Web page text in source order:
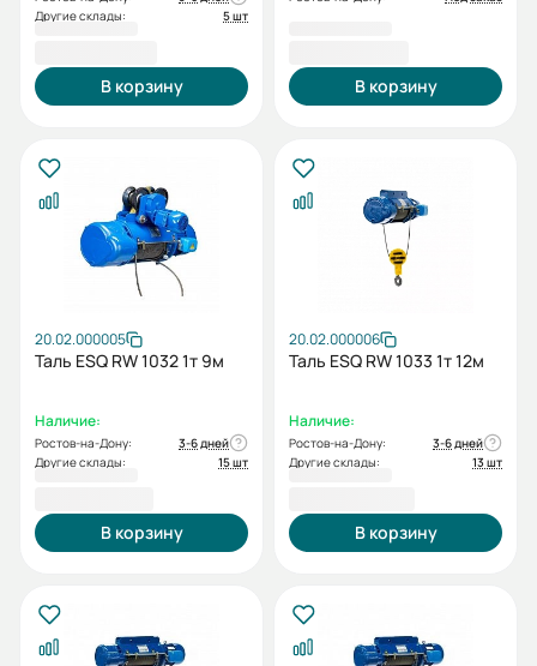
Другие склады:
5 шт
В корзину В корзину
20.02.000005
Таль ESQ RW 1032 1т 9м
Наличие:
Ростов-на-Дону:
3-6 дней
Другие склады:
15 шт
В корзину
20.02.000006
Таль ESQ RW 1033 1т 12м
Наличие:
Ростов-на-Дону:
3-6 дней
Другие склады:
13 шт
В корзину